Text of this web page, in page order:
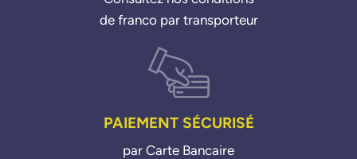
Musa D 13c 06>12
Ypsilon 09c 11>18
Ypsilon 14c 03>12
de franco par transporteur
PAIEMENT SÉCURISÉ
par Carte Bancaire